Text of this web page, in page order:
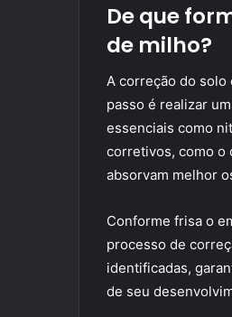
De que
de milho?
A correção do solo
passo é realizar
essenciais como
corretivos, como o
absorvam melhor
Conforme frisa o
processo de
identificadas,
de seu